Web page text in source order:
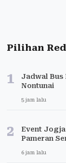
Pilihan
1
Jadwal
Nontunai
5 jam lalu
2
Event
Pameran
6 jam lalu